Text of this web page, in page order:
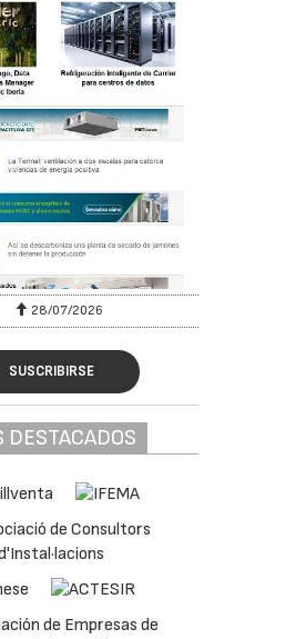
28/07/2026
SUSCRIBIRSE
DESTACADOS